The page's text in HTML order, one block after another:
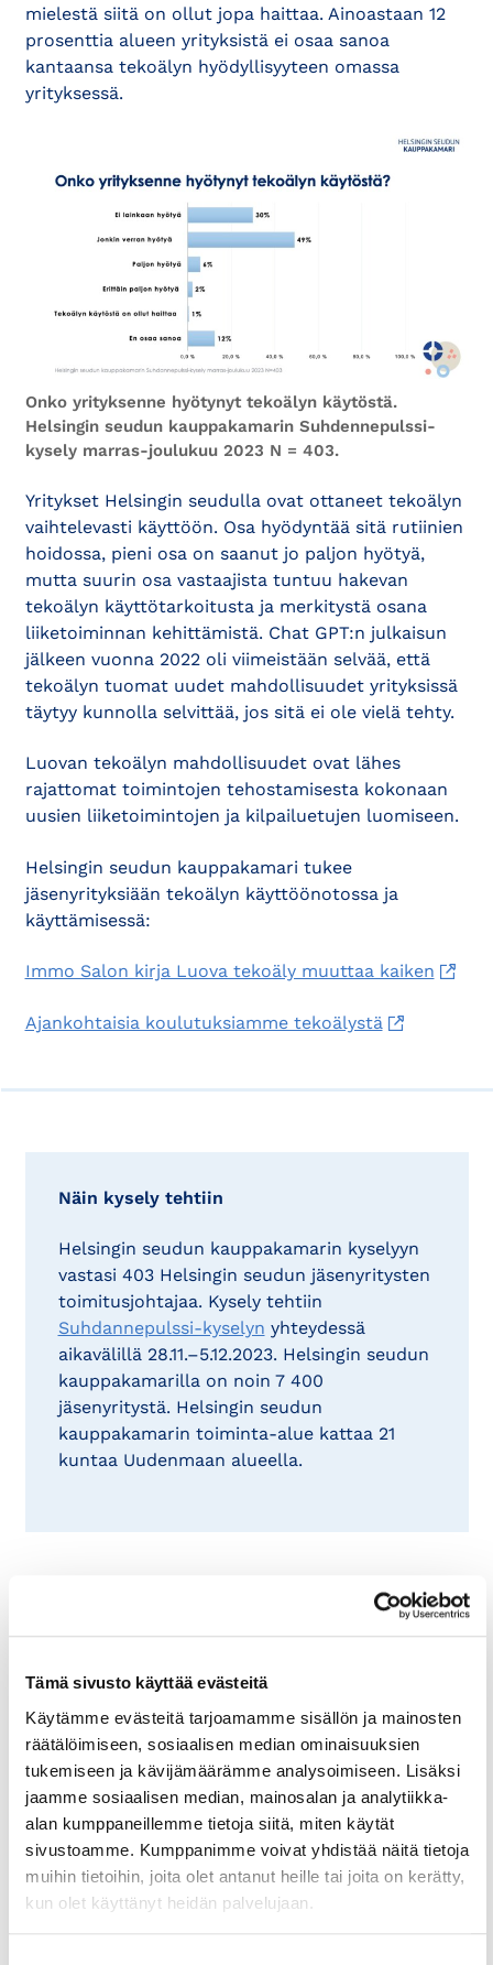
Tämä sivusto käyttää evästeitä
Käytämme evästeitä tarjoamamme sisällön ja mainosten
räätälöimiseen, sosiaalisen median ominaisuuksien
tukemiseen ja kävijämäärämme analysoimiseen. Lisäksi
jaamme sosiaalisen median, mainosalan ja analytiikka-
alan kumppaneillemme tietoja siitä, miten käytät
sivustoamme. Kumppanimme voivat yhdistää näitä tietoja
muihin tietoihin, joita olet antanut heille tai joita on kerätty,
kun olet käyttänyt heidän palvelujaan.
mielestä siitä on ollut jopa haittaa. Ainoastaan 12
prosenttia alueen yrityksistä ei osaa sanoa
kantaansa tekoälyn hyödyllisyyteen omassa
yrityksessä.
Onko yrityksenne hyötynyt tekoälyn käytöstä.
Helsingin seudun kauppakamarin Suhdennepulssi-
kysely marras-joulukuu 2023 N = 403.
Yritykset Helsingin seudulla ovat ottaneet tekoälyn
vaihtelevasti käyttöön. Osa hyödyntää sitä rutiinien
hoidossa, pieni osa on saanut jo paljon hyötyä,
mutta suurin osa vastaajista tuntuu hakevan
tekoälyn käyttötarkoitusta ja merkitystä osana
liiketoiminnan kehittämistä. Chat GPT:n julkaisun
jälkeen vuonna 2022 oli viimeistään selvää, että
tekoälyn tuomat uudet mahdollisuudet yrityksissä
täytyy kunnolla selvittää, jos sitä ei ole vielä tehty.
Luovan tekoälyn mahdollisuudet ovat lähes
rajattomat toimintojen tehostamisesta kokonaan
uusien liiketoimintojen ja kilpailuetujen luomiseen.
Helsingin seudun kauppakamari tukee
jäsenyrityksiään tekoälyn käyttöönotossa ja
käyttämisessä:
Immo Salon kirja Luova tekoäly muuttaa kaiken
Ajankohtaisia koulutuksiamme tekoälystä
Näin kysely tehtiin
Helsingin seudun kauppakamarin kyselyyn
vastasi 403 Helsingin seudun jäsenyritysten
toimitusjohtajaa. Kysely tehtiin
Suhdannepulssi-kyselyn yhteydessä
aikavälillä 28.11.–5.12.2023. Helsingin seudun
kauppakamarilla on noin 7 400
jäsenyritystä. Helsingin seudun
kauppakamarin toiminta-alue kattaa 21
kuntaa Uudenmaan alueella.
Lue myös